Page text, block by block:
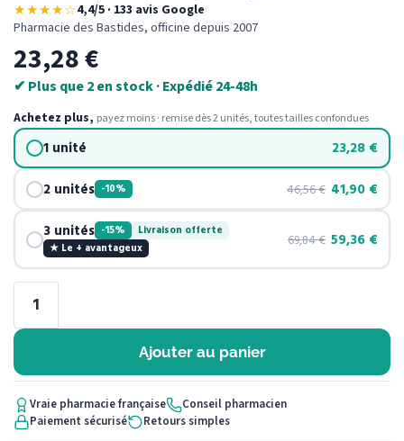
★★★★☆4,4/5 · 133 avis Google·
Pharmacie des Bastides, officine depuis 2007
23,28€
✔ Plus que 2 en stock · Expédié 24-48h
Achetez plus, payez moins · remise dès 2 unités, toutes tailles confondues
1 unité 23,28 €
2 unités -10% 46,56€ 41,90 €
3 unités -15%
Livraison offerte
★ Le + avantageux
69,84€ 59,36 €
Ajouter au panier
Vraie pharmacie française
Conseil pharmacien
Paiement sécurisé
Retours simples